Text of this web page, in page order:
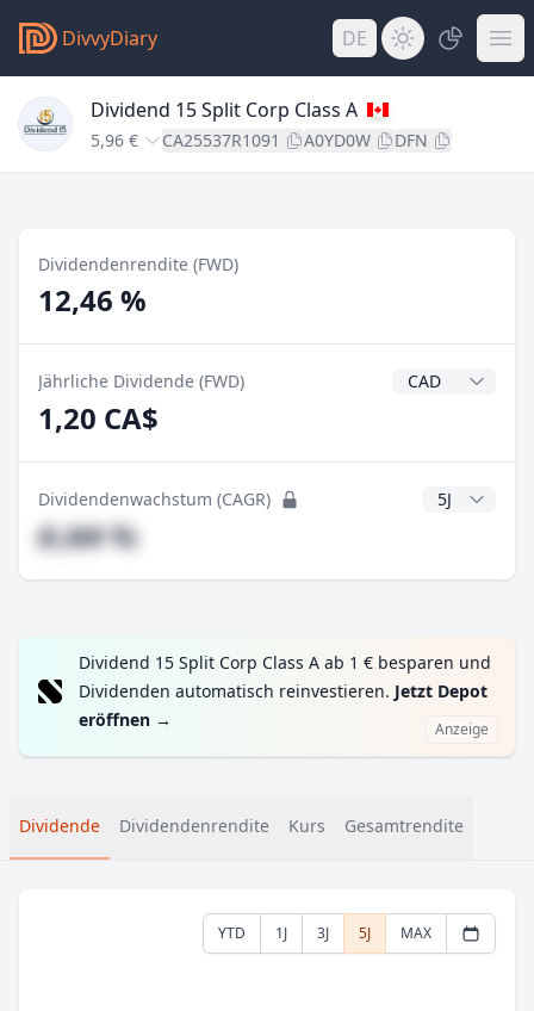
DivvyDiary DE
Dividend 15 Split Corp Class A
5,96 € CA25537R1091 A0YD0W DFN
Dividendenrendite (FWD)
12,46 %
Jährliche Dividende (FWD)
1,20 CA$
Dividendenwachstum (CAGR) CAGR Jahre
#,## %
Dividend 15 Split Corp Class A ab 1 € besparen und
Dividenden automatisch reinvestieren. Jetzt Depot
eröffnen → Anzeige
Dividende Dividendenrendite Kurs Gesamtrendite
YTD 1J 3J 5J MAX